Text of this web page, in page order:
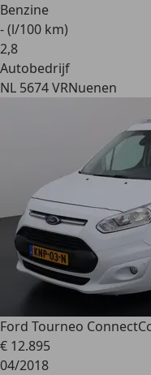
Benzine
- (l/100 km)
2,8
Autobedrijf
NL 5674 VRNuenen
Ford Tourneo Connect
€ 12.895
04/2018